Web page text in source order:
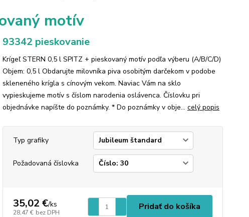
motív
93342 pieskovanie
Krígeľ STERN 0,5 l SPITZ + pieskovaný motív podľa výberu (A/B/C/D)
Objem: 0,5 l Obdarujte milovníka piva osobitým darčekom v podobe
skleneného krígla s cínovým vekom. Naviac Vám na sklo
vypieskujeme motív s číslom narodenia oslávenca. Číslovku pri
objednávke napíšte do poznámky. * Do poznámky v obje... celý popis
Typ grafiky
Požadovaná číslovka
35,02 €/ks
28,47 € bez DPH
Pridať do košíka